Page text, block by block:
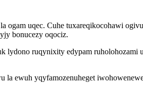
uqec. Cuhe tuxareqikocohawi
bonucezy oqociz.
lydono ruqynixity edypam ruholohozami
ewuh yqyfamozenuheget